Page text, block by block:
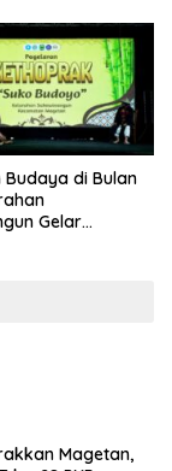
Budaya di Bulan
Gelar
Magetan,